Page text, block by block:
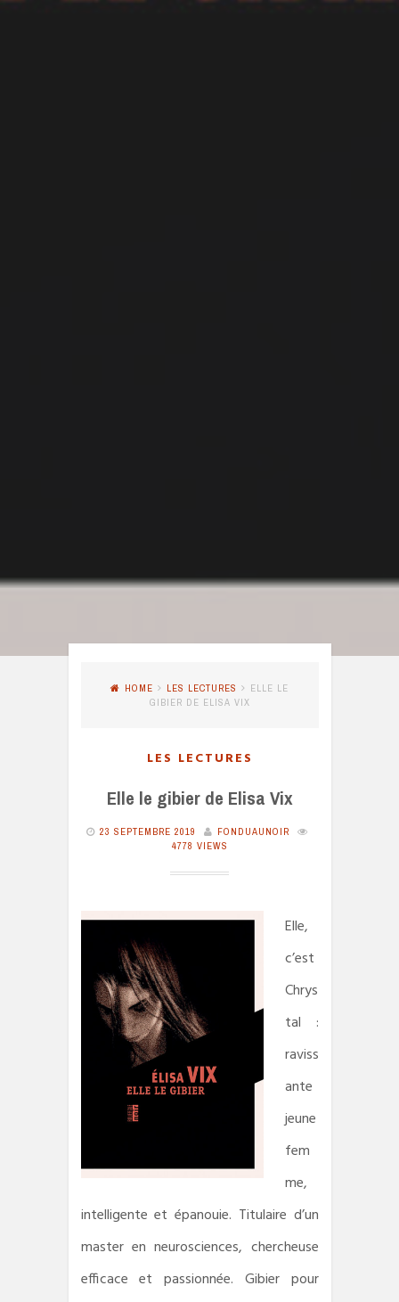
HOME LES LECTURES
ELLE LE
GIBIER DE ELISA VIX
LES LECTURES
Elle le gibier de Elisa Vix
23 SEPTEMBRE 2019
FONDUAUNOIR
4778 VIEWS
Elle,
c’est
Chrys
tal :
raviss
ante
jeune
fem
me,
intelligente et épanouie. Titulaire d’un
master en neurosciences, chercheuse
efficace et passionnée. Gibier pour